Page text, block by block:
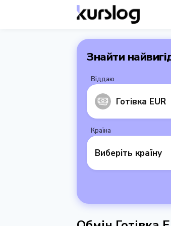
Знайти
Віддаю
Готівка EUR
Країна
Виберіть країну